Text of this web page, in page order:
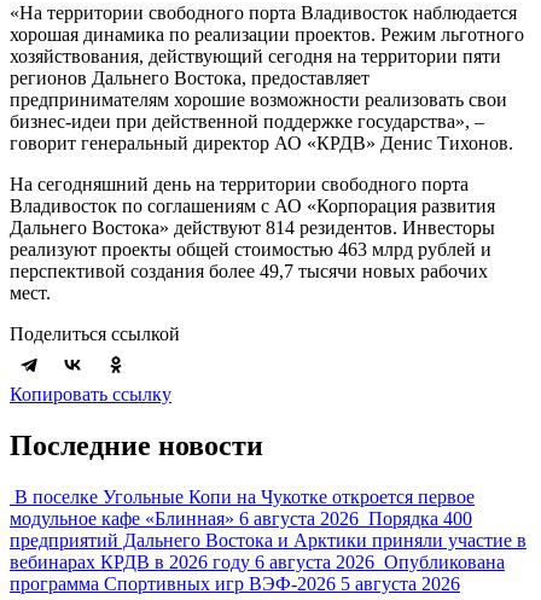
«На территории свободного порта Владивосток наблюдается
хорошая динамика по реализации проектов. Режим льготного
хозяйствования, действующий сегодня на территории пяти
регионов Дальнего Востока, предоставляет
предпринимателям хорошие возможности реализовать свои
бизнес-идеи при действенной поддержке государства», –
говорит генеральный директор АО «КРДВ» Денис Тихонов.
На сегодняшний день на территории свободного порта
Владивосток по соглашениям с АО «Корпорация развития
Дальнего Востока» действуют 814 резидентов. Инвесторы
реализуют проекты общей стоимостью 463 млрд рублей и
перспективой создания более 49,7 тысячи новых рабочих
мест.
Поделиться ссылкой
Копировать ссылку
Последние новости
В поселке Угольные Копи на Чукотке откроется первое
модульное кафе «Блинная» 6 августа 2026 Порядка 400
предприятий Дальнего Востока и Арктики приняли участие в
вебинарах КРДВ в 2026 году 6 августа 2026 Опубликована
программа Спортивных игр ВЭФ-2026 5 августа 2026